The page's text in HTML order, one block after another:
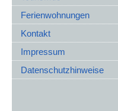
Ferienwohnungen
Kontakt
Impressum
Datenschutzhinweise